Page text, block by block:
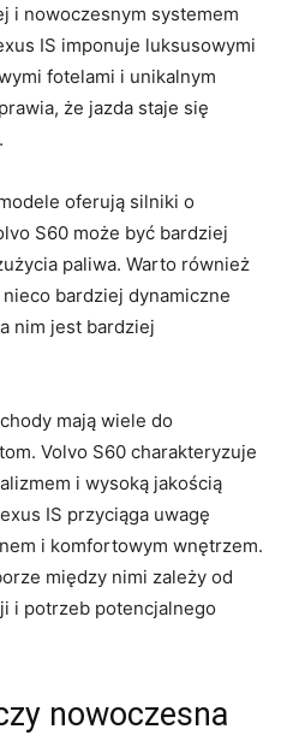
i nowoczesnym systemem
IS imponuje luksusowymi
fotelami i unikalnym
⁢że jazda staje się
oferują silniki⁤ o
S60 może⁣ być bardziej
paliwa. Warto ​również
bardziej dynamiczne
nim jest ⁤bardziej
⁣mają wiele do
Volvo S60 charakteryzuje
i​ wysoką jakością
IS przyciąga ⁤uwagę
i ‌komfortowym ⁤wnętrzem.
⁣między‍ nimi zależy od
⁤i potrzeb​ potencjalnego‌
nowoczesna